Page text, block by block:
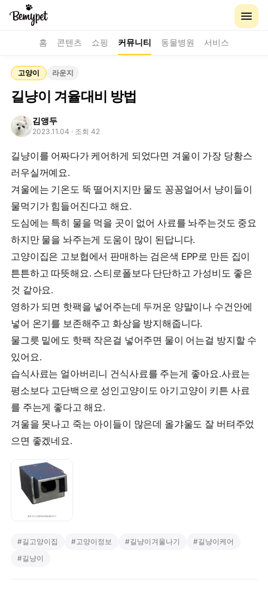
홈 콘텐츠 쇼핑 커뮤니티 동물병원 서비스
고양이 라운지
길냥이 겨율대비 방법
김앵두
2023.11.04 · 조회 42
길냥이를 어짜다가 케어하게 되었다면 겨울이 가장 당황스
러우실꺼예요.
겨울에는 기온도 뚝 떨어지지만 물도 꽁꽁얼어서 냥이들이
물먹기가 힘들어진다고 해요.
도심에는 특히 물을 먹을 곳이 없어 사료를 놔주는것도 중요
하지만 물을 놔주는게 도움이 많이 된답니다.
고양이집은 고보협에서 판매하는 검은색 EPP로 만든 집이
튼튼하고 따뜻해요. 스티로폴보다 단단하고 가성비도 좋은
것 같아요.
영하가 되면 핫팩을 넣어주는데 두꺼운 양말이나 수건안에
넣어 온기를 보존해주고 화상을 방지해줍니다.
물그릇 밑에도 핫팩 작은걸 넣어주면 물이 어는걸 방지할 수
있어요.
습식사료는 얼아버리니 건식사료를 주는게 좋아요.사료는
평소보다 고단백으로 성인고양이도 아기고양이 키튼 사료
를 주는게 좋다고 해요.
겨울을 못나고 죽는 아이들이 많은데 올갸울도 잘 버텨주었
#길고양이집 # 고양이정보 #길냥이겨울나기 #길냥이케어
#길냥이